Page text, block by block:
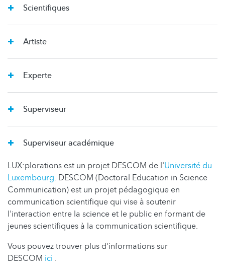
Scientifiques
Artiste
Experte
Superviseur
Superviseur académique
LUX:plorations est un projet DESCOM de l'Université du
Luxembourg. DESCOM (Doctoral Education in Science
Communication) est un projet pédagogique en
communication scientifique qui vise à soutenir
l'interaction entre la science et le public en formant de
jeunes scientifiques à la communication scientifique.
Vous pouvez trouver plus d'informations sur
DESCOM ici .